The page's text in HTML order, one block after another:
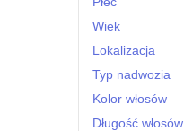
Wiek
Lokalizacja
Typ nadwozia
Kolor włosów
Długość włosów